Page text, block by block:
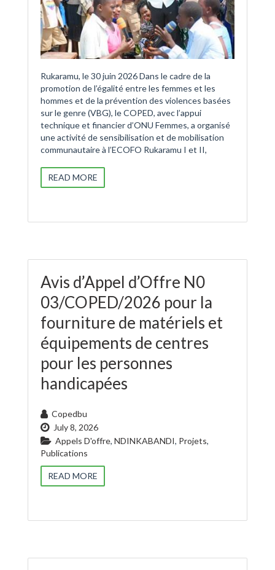
Rukaramu, le 30 juin 2026 Dans le cadre de la
promotion de l’égalité entre les femmes et les
hommes et de la prévention des violences basées
sur le genre (VBG), le COPED, avec l’appui
technique et financier d’ONU Femmes, a organisé
une activité de sensibilisation et de mobilisation
communautaire à l’ECOFO Rukaramu I et II,
READ MORE
Avis d’Appel d’Offre N0
03/COPED/2026 pour la
fourniture de matériels et
équipements de centres
pour les personnes
handicapées
Copedbu
July 8, 2026
Appels D'offre, NDINKABANDI, Projets,
Publications
READ MORE